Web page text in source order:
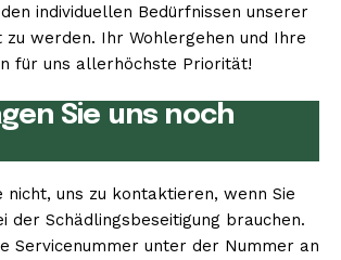
individuellen Bedürfnissen unserer
zu werden. Ihr Wohlergehen und Ihre
für uns allerhöchste Priorität!
Sie uns noch
nicht, uns zu kontaktieren, wenn Sie
der Schädlingsbeseitigung brauchen.
Servicenummer unter der Nummer an